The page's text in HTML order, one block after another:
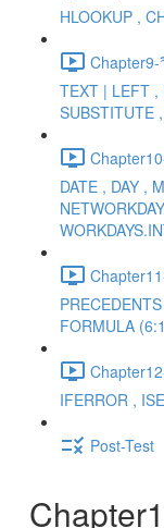
HLOOKUP ,
TEXT | LEFT ,
SUBSTITUTE
DATE , DAY ,
FORMULA
IFERROR ,
Post-Test